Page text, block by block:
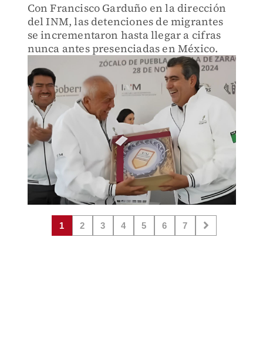
Con Francisco Garduño en la dirección
del INM, las detenciones de migrantes
se incrementaron hasta llegar a cifras
nunca antes presenciadas en México.
1 2 3 4 5 6 7